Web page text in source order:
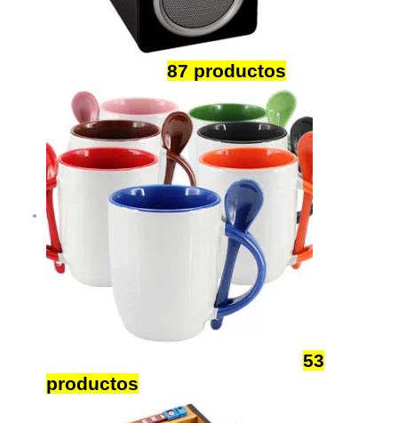
87 productos
53
productos